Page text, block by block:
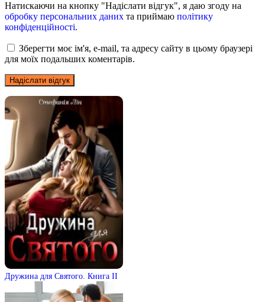
Натискаючи на кнопку "Надіслати відгук", я даю згоду на
обробку персональних даних та приймаю політику
конфіденційності.
Зберегти моє ім'я, e-mail, та адресу сайту в цьому браузері
для моїх подальших коментарів.
Дружина для Святого. Книга ІІ